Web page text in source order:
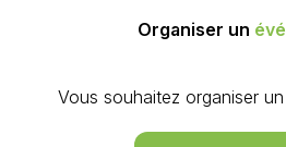
Organiser un
Vous souhaitez organiser